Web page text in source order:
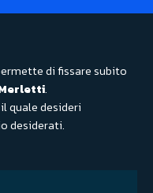
di fissare subito
.
quale desideri
desiderati.